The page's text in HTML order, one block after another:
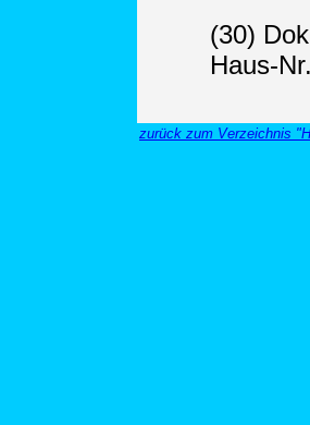
(30)
Haus-
zurück zum Verzeichnis